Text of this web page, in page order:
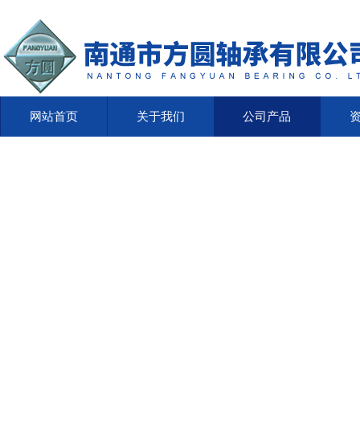
网站首页
网站首页
关于我们
关于我们
公司产品
公司产品